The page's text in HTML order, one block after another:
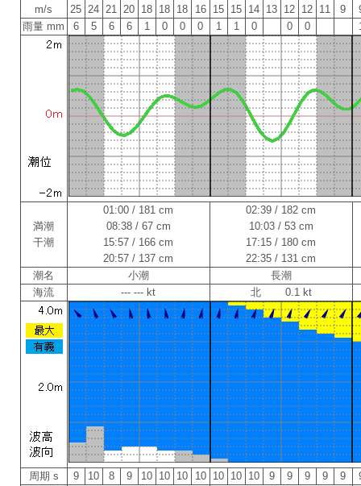
m/s
25 24 21 20 18 18 18 16 15 15 14 13 12 12 11 9
雨量 mm
6 5 6 6 1 0 0 0 1 1 0 0 0
満潮
干潮
01:00 / 181 cm
08:38 / 67 cm
15:57 / 166 cm
20:57 / 137 cm
02:39 / 182 cm
10:03 / 53 cm
17:15 / 180 cm
22:35 / 131 cm
潮名
小潮
長潮
海流
--- --- kt 北 0.1 kt
周期 s 9 10 8 9 10 10 10 10 10 10 10 9 9 9 9 9